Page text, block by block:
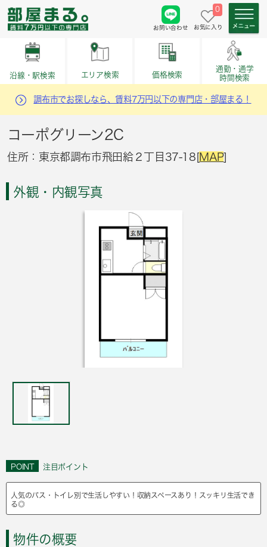
お問い合わせ
0
お気に入り
沿線・駅検索 エリア検索 価格検索
通勤・通学
時間検索
調布市でお探しなら、賃料7万円以下の専門店・部屋まる！
コーポグリーン2C
住所：東京都調布市飛田給２丁目37-18[MAP]
外観・内観写真
POINT 注目ポイント
人気のバス・トイレ別で生活しやすい！収納スペースあり！スッキリ生活でき
る◎
物件の概要